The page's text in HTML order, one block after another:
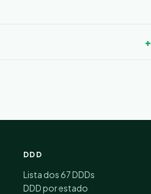
DDD
Lista dos 67 DDDs
DDD por estado